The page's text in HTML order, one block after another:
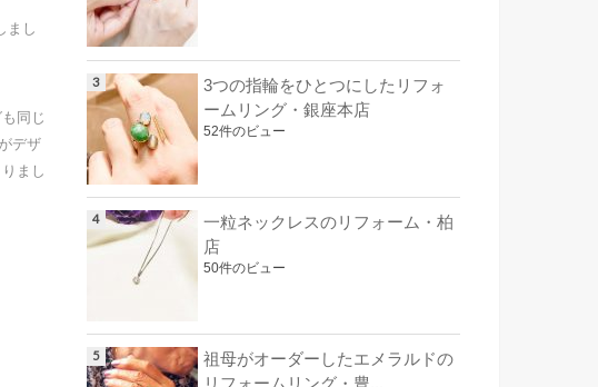
まし
同じ
デザ
まし
3つの指輪をひとつにしたリフォ
ームリング・銀座本店
52件のビュー
一粒ネックレスのリフォーム・柏
店
50件のビュー
祖母がオーダーしたエメラルドの